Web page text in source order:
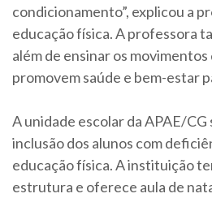
condicionamento”, explicou a
educação física. A professora
além de ensinar os movimentos
promovem saúde e bem-estar
A unidade escolar da APAE/
inclusão dos alunos com
educação física. A instituição
estrutura e oferece aula de